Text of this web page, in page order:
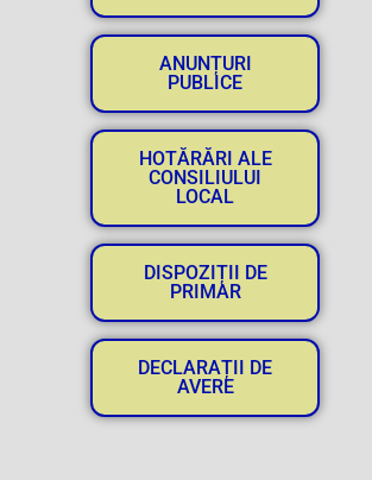
ANUNȚURI
PUBLICE
HOTĂRĂRI ALE
CONSILIULUI
LOCAL
DISPOZIȚII DE
PRIMAR
DECLARAȚII DE
AVERE